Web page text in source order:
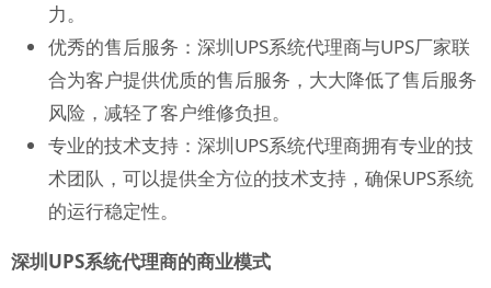
力。
优秀的售后服务：深圳UPS系统代理商与UPS厂家联
合为客户提供优质的售后服务，大大降低了售后服务
风险，减轻了客户维修负担。
专业的技术支持：深圳UPS系统代理商拥有专业的技
术团队，可以提供全方位的技术支持，确保UPS系统
的运行稳定性。
深圳UPS系统代理商的商业模式